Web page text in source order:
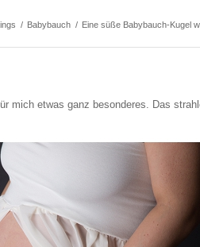
/ Babybauch / Eine süße Babybauch-Kugel
mich etwas ganz besonderes. Das